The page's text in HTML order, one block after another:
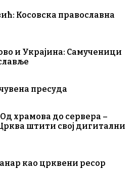
Косовска православна
и Украјина: Самученици
пресуда
храмова до сервера –
штити свој дигитални
као црквени ресор